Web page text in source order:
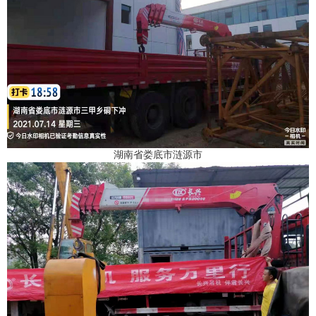
湖南省娄底市涟源市